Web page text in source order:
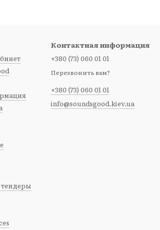
звучит выгодно!
Контактная информация
+380 (73) 060 01 01
Перезвонить вам?
+380 (73) 060 01 01
info@soundsgood.kiev.ua